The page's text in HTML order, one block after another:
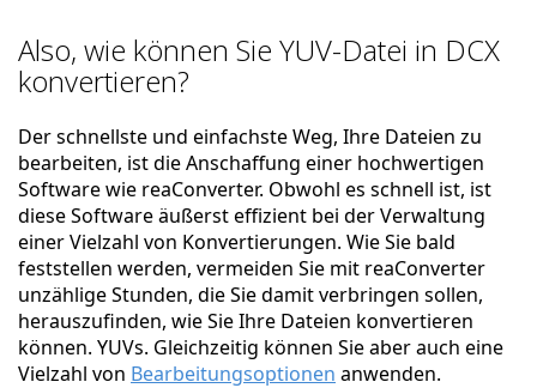
Also, wie können Sie YUV-Datei in DCX
konvertieren?
Der schnellste und einfachste Weg, Ihre Dateien zu
bearbeiten, ist die Anschaffung einer hochwertigen
Software wie reaConverter. Obwohl es schnell ist, ist
diese Software äußerst effizient bei der Verwaltung
einer Vielzahl von Konvertierungen. Wie Sie bald
feststellen werden, vermeiden Sie mit reaConverter
unzählige Stunden, die Sie damit verbringen sollen,
herauszufinden, wie Sie Ihre Dateien konvertieren
können. YUVs. Gleichzeitig können Sie aber auch eine
Vielzahl von Bearbeitungsoptionen anwenden.